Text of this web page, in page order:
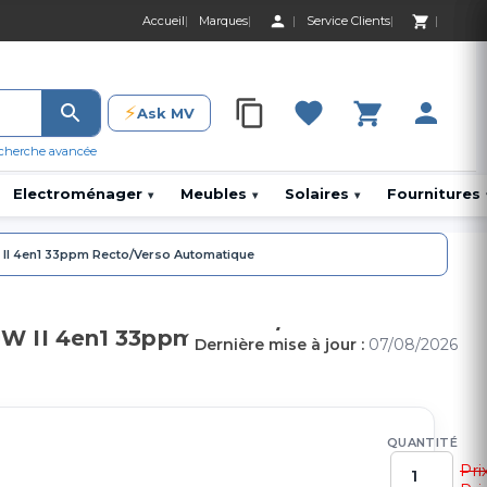
Accueil Marques Service Clients
0 Produit 0,00
avancée
⚡Ask MV 0 Produit 0,00 DH
Electroménager ▾ Meubles ▾ Solaires ▾ Fournitures
4en1 33ppm Recto/Verso Automatique
II 4en1 33ppm Recto/Verso
QUANTITÉ
Dernière mise à jour : 07/08/2026